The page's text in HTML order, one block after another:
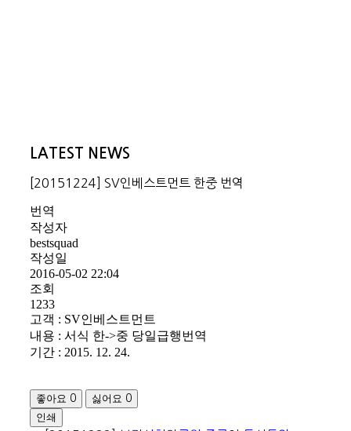
LATEST NEWS
[20151224] SV인베스트먼트 한중 번역
번역
작성자
bestsquad
작성일
2016-05-02 22:04
조회
1233
고객 : SV인베스트먼트
내용 : 서식 한->중 당일급행번역
기간 : 2015. 12. 24.
좋아요 0 싫어요 0
인쇄